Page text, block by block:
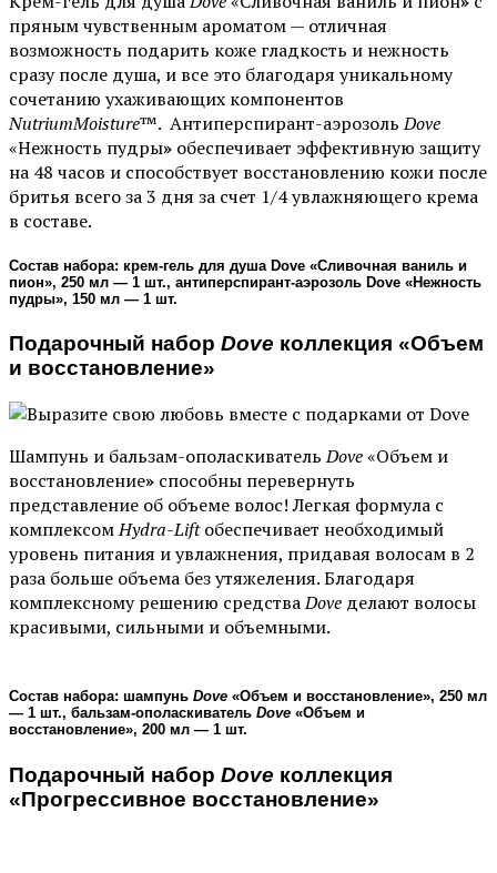
пряным чувственным ароматом — отличная
возможность подарить коже гладкость и нежность
сразу после душа, и все это благодаря уникальному
сочетанию ухаживающих компонентов
NutriumMoisture™. Антиперспирант-аэрозольDove
«Нежность пудры» обеспечивает эффективную защиту
на 48 часов и способствует восстановлению кожи после
бритья всего за 3 дня за счет 1/4 увлажняющего крема
в составе.
Состав набора: крем-гель для душа Dove «Сливочная ваниль и
пион», 250 мл — 1 шт., антиперспирант-аэрозоль Dove «Нежность
пудры», 150 мл — 1 шт.
Подарочный набор Dove коллекция «Объем
и восстановление»
Шампунь и бальзам-ополаскивательDove«Объем и
восстановление» способны перевернуть
представление об объеме волос! Легкая формула с
комплексомHydra-Liftобеспечивает необходимый
уровень питания и увлажнения, придавая волосам в 2
раза больше объема без утяжеления. Благодаря
комплексному решению средстваDove делают волосы
красивыми, сильными и объемными.
Состав набора: шампунь Dove «Объем и восстановление», 250 мл
— 1 шт., бальзам-ополаскиватель Dove «Объем и
восстановление», 200 мл — 1 шт.
Подарочный набор Dove коллекция
«Прогрессивное восстановление»